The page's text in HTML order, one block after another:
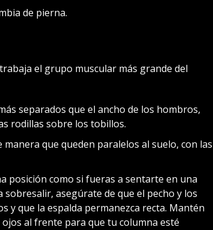
de pierna.
el grupo muscular más grande del
separados que el ancho de los hombros,
rodillas sobre los tobillos.
que queden paralelos al suelo, con las
posición como si fueras a sentarte en una
sobresalir, asegúrate de que el pecho y los
y que la espalda permanezca recta. Mantén
ojos al frente para que tu columna esté